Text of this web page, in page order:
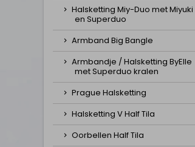
Halsketting Miy-Duo met Miyuki
en Superduo
Armband Big Bangle
Armbandje / Halsketting ByElle
met Superduo kralen
Prague Halsketting
Halsketting V Half Tila
Oorbellen Half Tila